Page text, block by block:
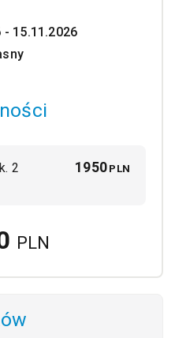
- 15.11.2026
2
1950PLN
PLN